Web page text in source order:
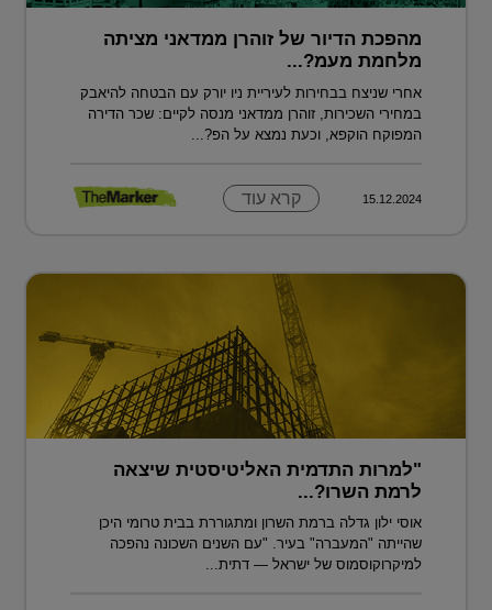
מהפכת הדיור של זוהרן ממדאני מציתה
מלחמת מעמ?...
אחרי שניצח בבחירות לעיריית ניו יורק עם הבטחה להיאבק
במחירי השכירות, זוהרן ממדאני מנסה לקיים: שכר הדירה
המפוקח הוקפא, וכעת נמצא על הפ?...
15.12.2024 קרא עוד
"למרות התדמית האליטיסטית שיצאה
לרמת השרו?...
אוסי ילון גדלה ברמת השרון ומתגוררת בבית טרומי היכן
שהייתה "המעברה" בעיר. "עם השנים השכונה נהפכה
למיקרוקוסמוס של ישראל — דתית...